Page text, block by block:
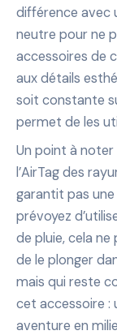
différence avec
neutre pour ne
accessoires de
aux détails
soit constante
permet de les
Un point à noter
l’AirTag des
garantit pas
prévoyez
de pluie, cela
de le plonger
mais qui reste
cet accessoire :
aventure en